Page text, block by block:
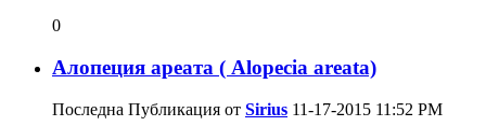
0
Алопеция ареата ( Alopecia areata)
Последна Публикация от Sirius 11-17-2015 11:52 PM